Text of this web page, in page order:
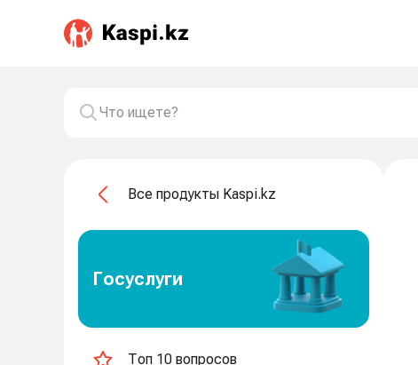
Все продукты Kaspi.kz
Госуслуги
Топ 10 вопросов